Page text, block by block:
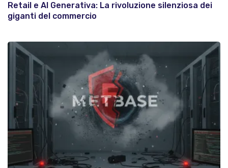
Retail e AI Generativa: La rivoluzione silenziosa dei
giganti del commercio